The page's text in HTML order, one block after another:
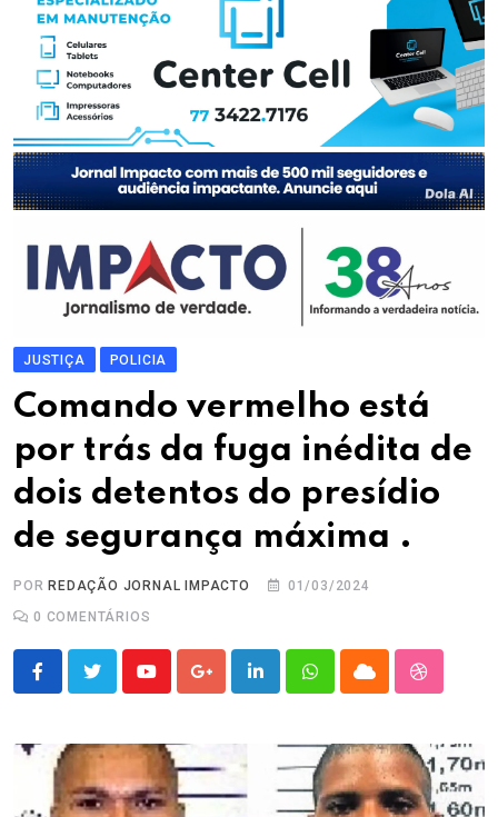
JUSTIÇA POLICIA
Comando vermelho está
por trás da fuga inédita de
dois detentos do presídio
de segurança máxima .
POR REDAÇÃO JORNAL IMPACTO
01/03/2024
0 COMENTÁRIOS
YoutubeGoogle+LinkedInWhatsappCloud